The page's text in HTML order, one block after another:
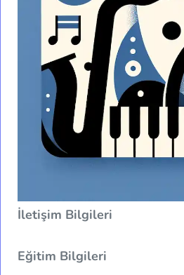
İletişim Bilgileri
Eğitim Bilgileri